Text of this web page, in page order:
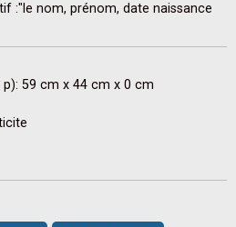
:"le nom, prénom, date naissance
p): 59 cm x 44 cm x 0 cm